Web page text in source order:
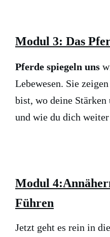
Modul 3: Das
Pferde spiegeln uns
Lebewesen. Sie
bist, wo deine Stärken
und wie du dich
Modul
Führen
Jetzt geht es rein in